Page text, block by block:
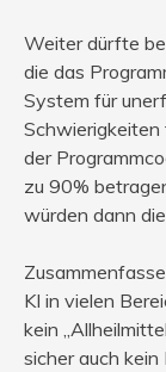
Weiter dürfte
die das
System für
Schwierigkeiten
der
zu 90%
würden dann
KI in vielen
kein
sicher auch